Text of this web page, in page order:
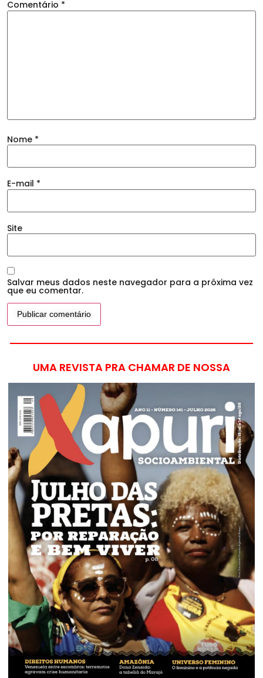
Comentário *
Nome *
E-mail *
Site
Salvar meus dados neste navegador para a próxima vez
que eu comentar.
UMA REVISTA PRA CHAMAR DE NOSSA